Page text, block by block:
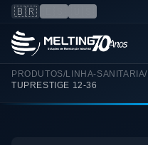
🇧🇷
PRODUTOS/LINHA-SANITARIA/
TUPRESTIGE 12-36